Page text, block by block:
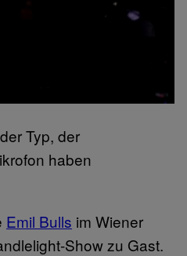
Typ, der
haben
Emil Bulls im Wiener
Show zu Gast.